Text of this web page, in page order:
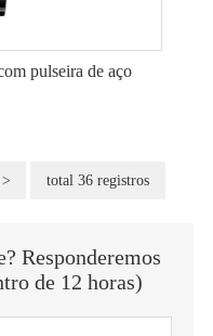
pulseira de aço
> total 36 registros
Responderemos
de 12 horas)